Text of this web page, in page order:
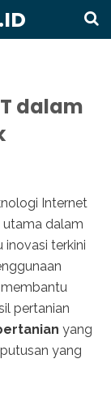
dalam
Internet
utama dalam
inovasi terkini
pertanian
yang
yang